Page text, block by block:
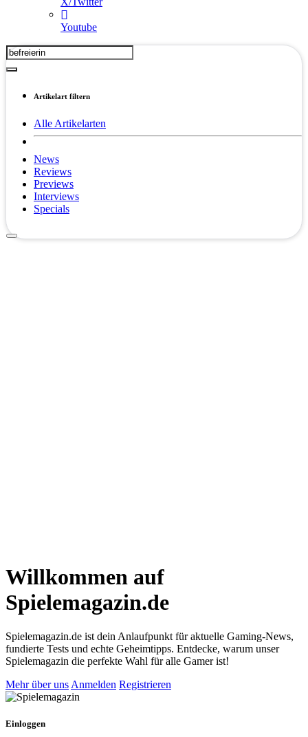
Youtube
Artikelart filtern
Alle Artikelarten
News
Reviews
Previews
Interviews
Specials
Willkommen auf
Spielemagazin.de
Spielemagazin.de ist dein Anlaufpunkt für aktuelle Gaming-News,
fundierte Tests und echte Geheimtipps. Entdecke, warum unser
Spielemagazin die perfekte Wahl für alle Gamer ist!
Mehr über uns Anmelden Registrieren
Einloggen